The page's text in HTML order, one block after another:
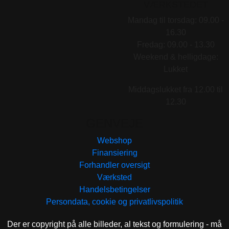
Webshop
Finansiering
Forhandler oversigt
Værksted
Handelsbetingelser
Persondata, cookie og privatlivspolitik
Der er copyright på alle billeder, al tekst og formulering - må